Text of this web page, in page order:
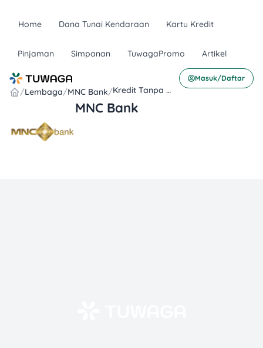
Home Dana Tunai Kendaraan Kartu Kredit
Pinjaman Simpanan TuwagaPromo Artikel
Masuk/Daftar
/Lembaga/MNC Bank/ Kredit Tanpa Agunan
MNC Bank